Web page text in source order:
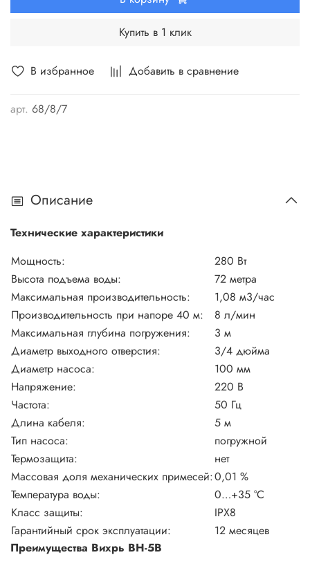
В избранное Добавить в сравнение
арт. 68/8/7
Купить в 1 клик
Описание
Технические характеристики
Мощность:
280 Вт
Высота подъема воды:
72 метра
Максимальная производительность:
1,08 м3/час
Производительность при напоре 40 м:
8 л/мин
Максимальная глубина погружения:
3 м
Диаметр выходного отверстия:
3/4 дюйма
Диаметр насоса:
100 мм
Напряжение:
220 В
Частота:
50 Гц
Длина кабеля:
5 м
Тип насоса:
погружной
Термозащита:
нет
Массовая доля механических примесей:0,01 %
Температура воды:
0…+35 °С
Класс защиты:
IPX8
Гарантийный срок эксплуатации:
12 месяцев
Преимущества Вихрь ВН-5В